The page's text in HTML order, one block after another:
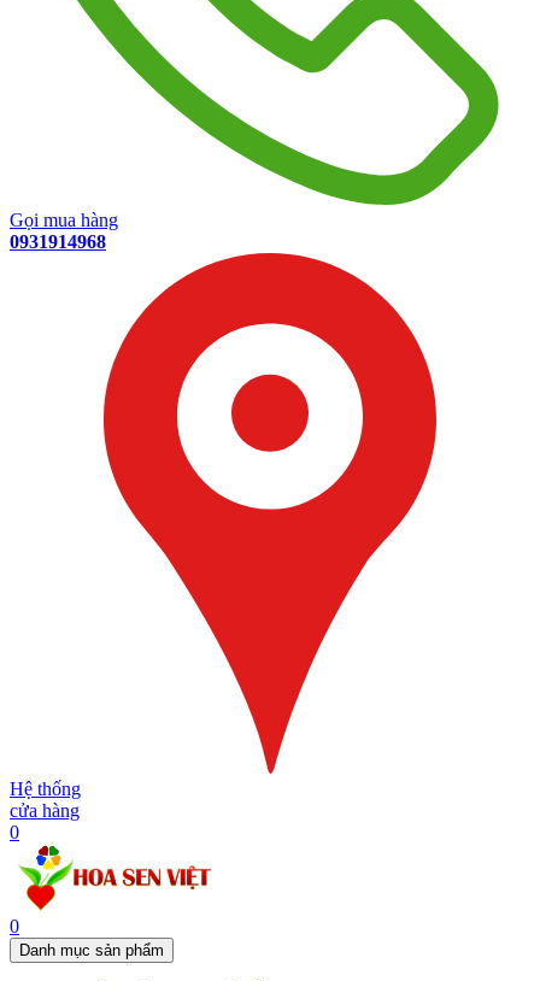
Gọi mua hàng
0931914968
Hệ thống
cửa hàng
0
0
Danh mục sản phẩm